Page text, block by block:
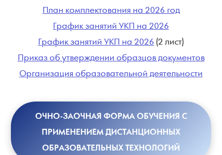
План комплектования на 2026 год
График занятий УКП на 2026
График занятий УКП на 2026 (2 лист)
Приказ об утверждении образцов документов
Организация образовательной деятельности
ОЧНО-ЗАОЧНАЯ ФОРМА ОБУЧЕНИЯ С
ПРИМЕНЕНИЕМ ДИСТАНЦИОННЫХ
ОБРАЗОВАТЕЛЬНЫХ ТЕХНОЛОГИЙ